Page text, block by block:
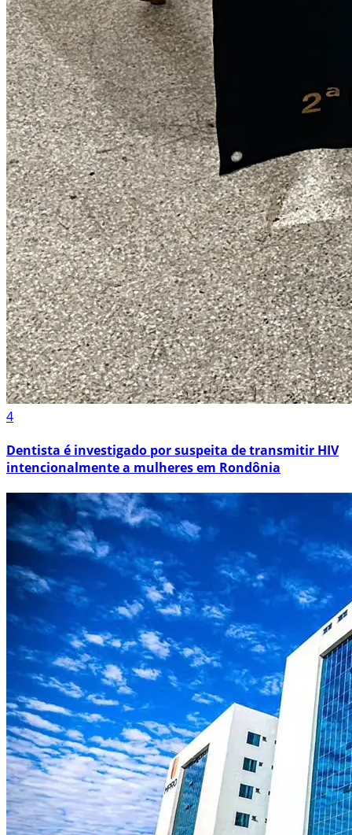
4
Dentista é investigado por suspeita de transmitir HIV
intencionalmente a mulheres em Rondônia